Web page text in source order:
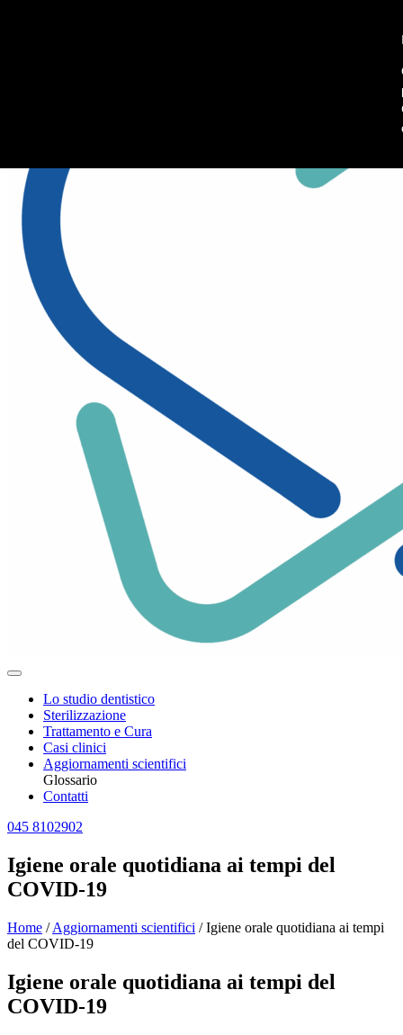
Lo studio dentistico
Sterilizzazione
Trattamento e Cura
Casi clinici
Aggiornamenti scientifici
Glossario
Contatti
045 8102902
Igiene orale quotidiana ai tempi del
COVID-19
Home /Aggiornamenti scientifici /Igiene orale quotidiana ai tempi
del COVID-19
Igiene orale quotidiana ai tempi del
COVID-19